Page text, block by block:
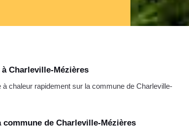
Charleville-Mézières
chaleur rapidement sur la commune de Charleville-
de Charleville-Mézières